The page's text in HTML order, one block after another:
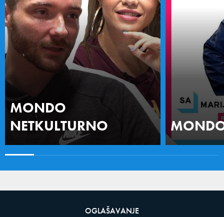
MONDO
NETKULTURNO
OGLAŠAVANJE